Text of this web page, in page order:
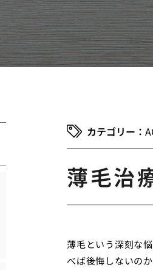
薄毛治
薄毛という深刻な
べば後悔しないの